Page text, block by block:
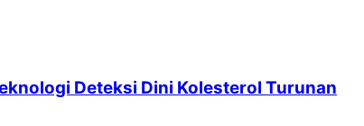
Deteksi Dini Kolesterol Turunan